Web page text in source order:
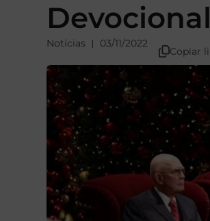
Notícias 03/11/2022
Copiar